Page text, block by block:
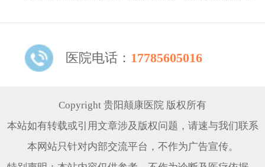
医院电话： 17785605016
Copyright 贵阳颠康医院 版权所有
本站如有转载或引用文章涉及版权问题，请速与我们联系
本网站只针对内部交流平台，不作为广告宣传。